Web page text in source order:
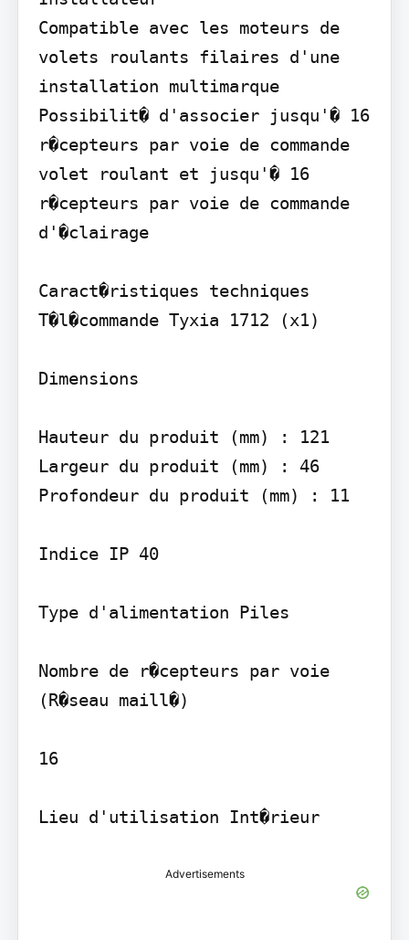
Compatible avec les moteurs de
volets roulants filaires d'une
installation multimarque
Possibilit� d'associer jusqu'� 16
r�cepteurs par voie de commande
volet roulant et jusqu'� 16
r�cepteurs par voie de commande
d'�clairage
Caract�ristiques techniques
T�l�commande Tyxia 1712 (x1)
Dimensions
Hauteur du produit (mm) : 121
Largeur du produit (mm) : 46
Profondeur du produit (mm) : 11
Indice IP 40
Type d'alimentation Piles
Nombre de r�cepteurs par voie
(R�seau maill�)
16
Lieu d'utilisation Int�rieur
Advertisements